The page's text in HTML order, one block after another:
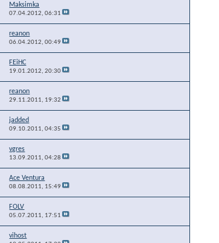
Maksimka
07.04.2012,06:31
reanon
06.04.2012,00:49
FEiHC
19.01.2012,20:30
reanon
29.11.2011, 19:32
jadded
09.10.2011,04:35
vgres
13.09.2011,04:28
Ace Ventura
08.08.2011, 15:49
FOLV
05.07.2011, 17:51
vihost